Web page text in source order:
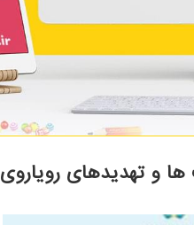
و تهدیدهای رویاروی